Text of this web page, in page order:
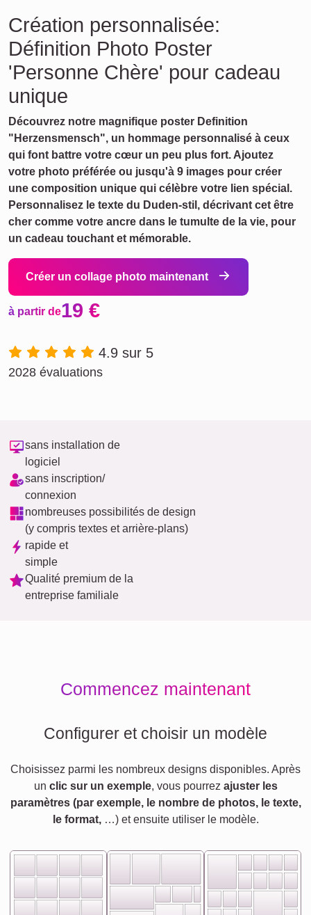
Création personnalisée:
Définition Photo Poster
'Personne Chère' pour cadeau
unique
Découvrez notre magnifique poster Definition
"Herzensmensch", un hommage personnalisé à ceux
qui font battre votre cœur un peu plus fort. Ajoutez
votre photo préférée ou jusqu'à 9 images pour créer
une composition unique qui célèbre votre lien spécial.
Personnalisez le texte du Duden-stil, décrivant cet être
cher comme votre ancre dans le tumulte de la vie, pour
un cadeau touchant et mémorable.
Créer un collage photo maintenant
à partir de19 €
4.9 sur 5
2028 évaluations
sans installation de
logiciel
sans inscription/
connexion
nombreuses possibilités de design
(y compris textes et arrière-plans)
rapide et
simple
Qualité premium de la
entreprise familiale
Commencez maintenant
Configurer et choisir un modèle
Choisissez parmi les nombreux designs disponibles. Après
un clic sur un exemple, vous pourrez ajuster les
paramètres (par exemple, le nombre de photos, le texte,
le format,…) et ensuite utiliser le modèle.